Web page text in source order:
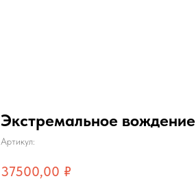
Экстремальное вождение
Артикул:
37500,00 ₽